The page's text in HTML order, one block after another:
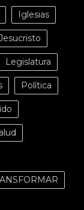
Iglesias
Legislatura
Política